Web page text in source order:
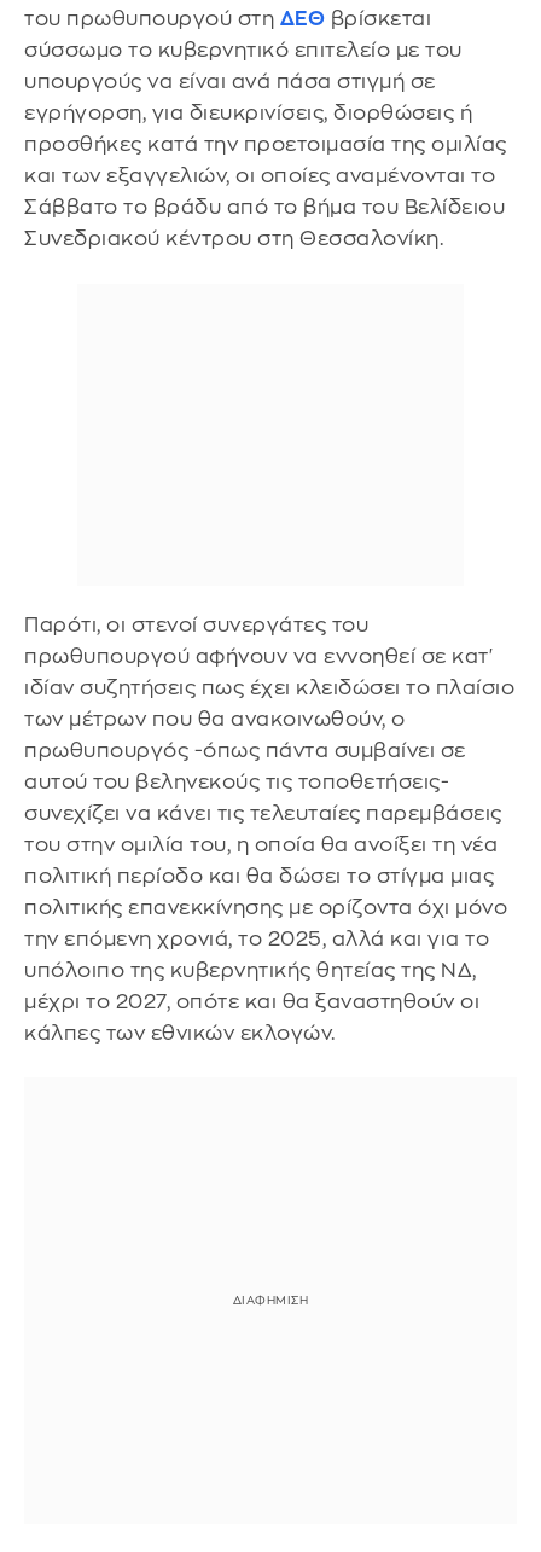
του πρωθυπουργού στη ΔΕΘ βρίσκεται
σύσσωμο το κυβερνητικό επιτελείο με του
υπουργούς να είναι ανά πάσα στιγμή σε
εγρήγορση, για διευκρινίσεις, διορθώσεις ή
προσθήκες κατά την προετοιμασία της ομιλίας
και των εξαγγελιών, οι οποίες αναμένονται το
Σάββατο το βράδυ από το βήμα του Βελίδειου
Συνεδριακού κέντρου στη Θεσσαλονίκη.
Παρότι, οι στενοί συνεργάτες του
πρωθυπουργού αφήνουν να εννοηθεί σε κατ'
ιδίαν συζητήσεις πως έχει κλειδώσει το πλαίσιο
των μέτρων που θα ανακοινωθούν, ο
πρωθυπουργός -όπως πάντα συμβαίνει σε
αυτού του βεληνεκούς τις τοποθετήσεις-
συνεχίζει να κάνει τις τελευταίες παρεμβάσεις
του στην ομιλία του, η οποία θα ανοίξει τη νέα
πολιτική περίοδο και θα δώσει το στίγμα μιας
πολιτικής επανεκκίνησης με ορίζοντα όχι μόνο
την επόμενη χρονιά, το 2025, αλλά και για το
υπόλοιπο της κυβερνητικής θητείας της ΝΔ,
μέχρι το 2027, οπότε και θα ξαναστηθούν οι
κάλπες των εθνικών εκλογών.